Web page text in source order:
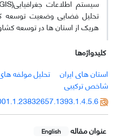
تحلیل فضایی وضعیت توسعه
هریک از استان ها در توسعه
کلیدواژه‌ها
استان های ایران
تحلیل مولفه
شاخص ترکیبی
عنوان مقاله English